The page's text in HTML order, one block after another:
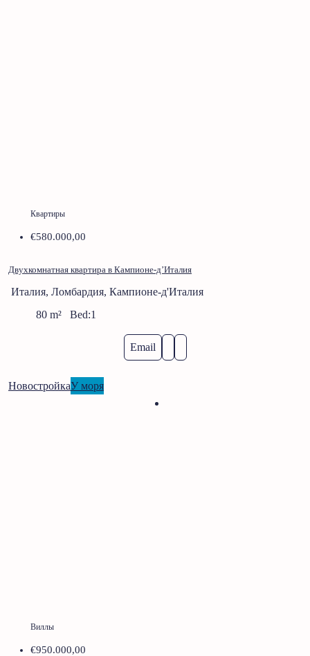
Квартиры
€580.000,00
Двухкомнатная квартира в Кампионе-д’Италия
Италия, Ломбардия, Кампионе-д'Италия
80 m² Bed:1
Email
НовостройкаУ моря
Виллы
€950.000,00